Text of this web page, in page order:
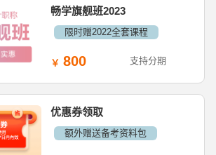
畅学旗舰班2023
限时赠2022全套课程
800 支持分期
优惠券领取
额外赠送备考资料包